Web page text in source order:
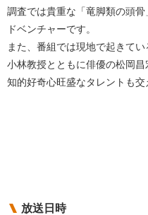
調査では貴重な「竜脚類の頭
ドベンチャーです。
また、番組では現地で起きて
小林教授とともに俳優の松岡昌
知的好奇心旺盛なタレントも
放送日時